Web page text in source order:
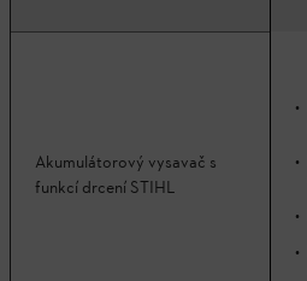
Akumulátorový vysavač s
funkcí drcení STIHL